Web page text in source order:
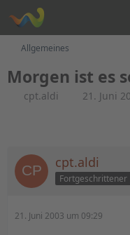
Allgemeines
Morgen ist es
cpt.aldi 21. Juni
cpt.aldi
Fortgeschrittener
21. Juni 2003 um 09:29